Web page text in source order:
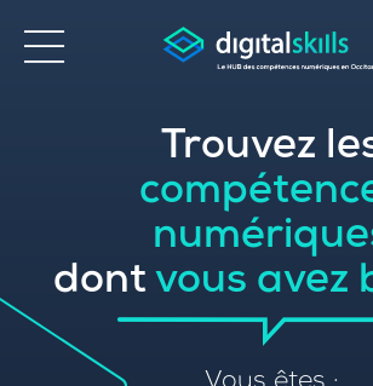
Trouvez
dont vous avez